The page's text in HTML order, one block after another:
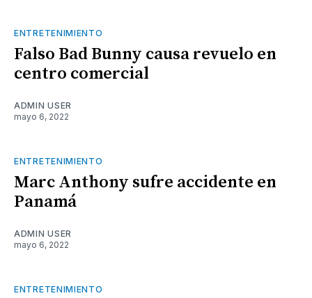
ENTRETENIMIENTO
Falso Bad Bunny causa revuelo en
centro comercial
ADMIN USER
mayo 6, 2022
ENTRETENIMIENTO
Marc Anthony sufre accidente en
Panamá
ADMIN USER
mayo 6, 2022
ENTRETENIMIENTO